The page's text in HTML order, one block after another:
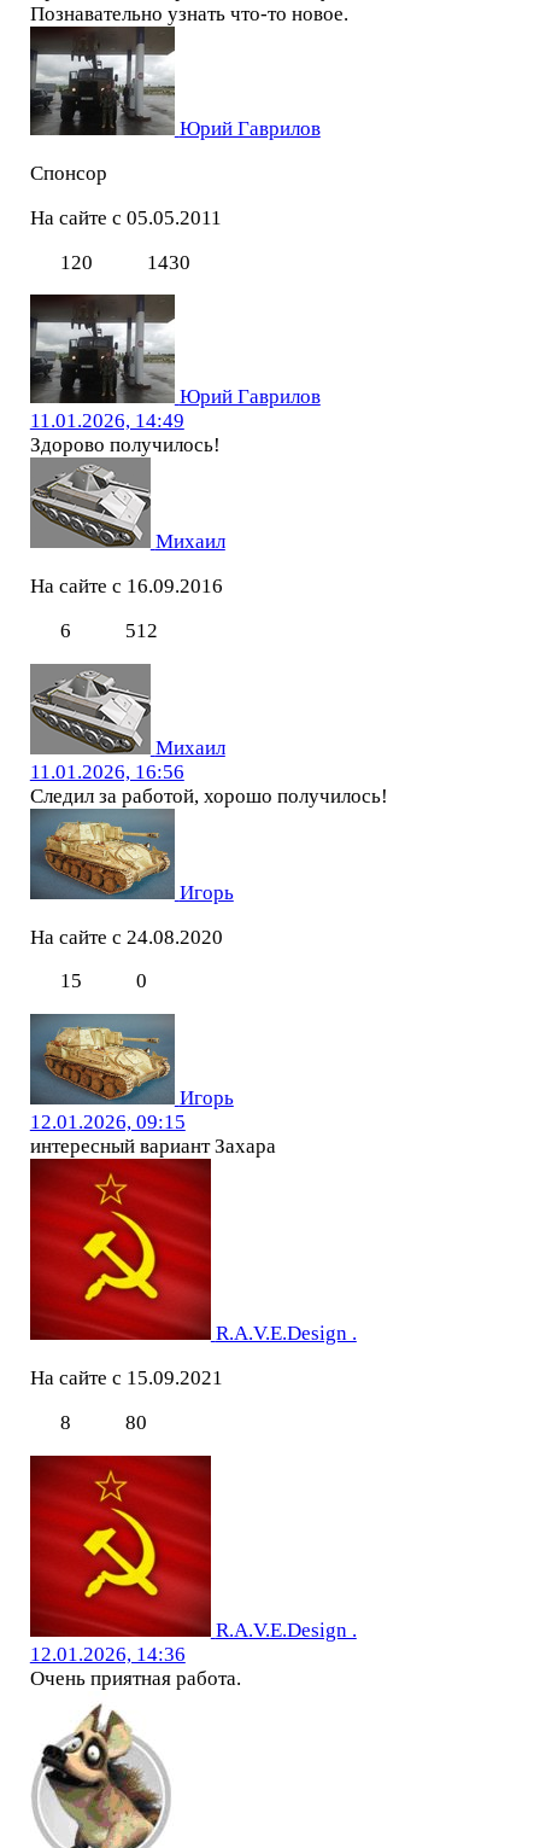
Познавательно узнать что-то новое.
Юрий Гаврилов
Спонсор
На сайте с 05.05.2011
120
1430
Юрий Гаврилов
11.01.2026, 14:49
Здорово получилось!
Михаил
На сайте с 16.09.2016
6
512
Михаил
11.01.2026, 16:56
Следил за работой, хорошо получилось!
Игорь
На сайте с 24.08.2020
15
0
Игорь
12.01.2026, 09:15
интересный вариант Захара
R.A.V.E.Design .
На сайте с 15.09.2021
8
80
R.A.V.E.Design .
12.01.2026, 14:36
Очень приятная работа.